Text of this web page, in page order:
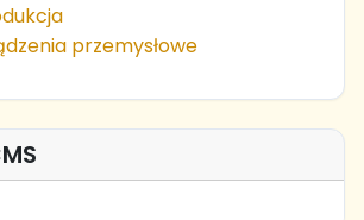
przemysłowe